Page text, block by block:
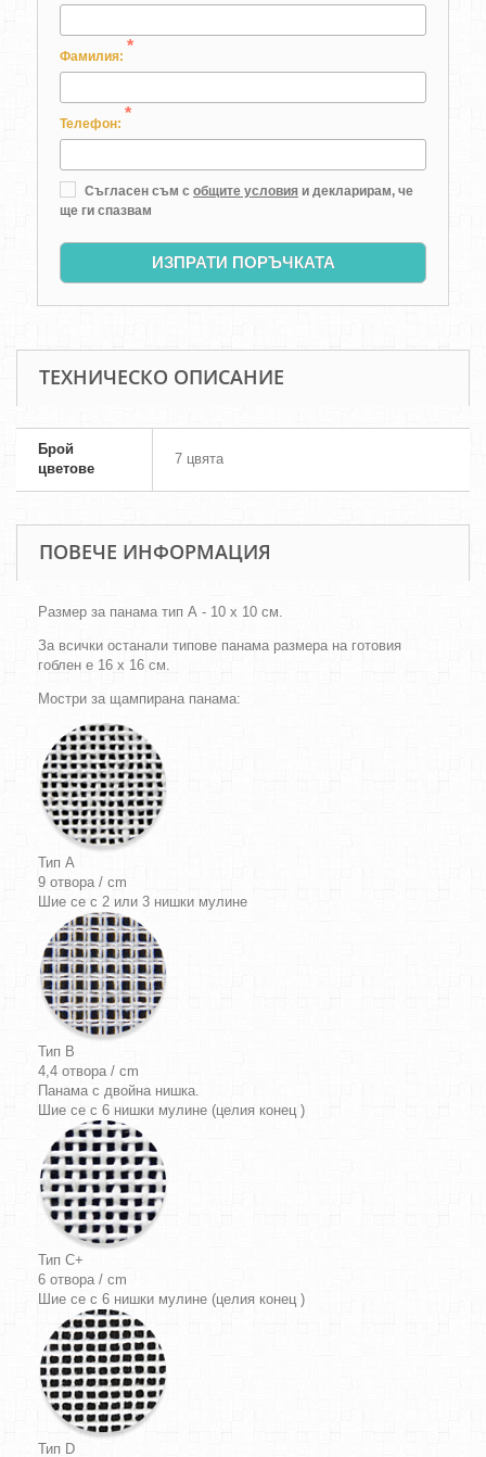
Фамилия:
*
Телефон:
*
Съгласен съм с общите условия и декларирам, че
ще ги спазвам
ИЗПРАТИ ПОРЪЧКАТА
ТЕХНИЧЕСКО ОПИСАНИЕ
Брой
цветове
7 цвята
ПОВЕЧЕ ИНФОРМАЦИЯ
Размер за панама тип А - 10 х 10 см.
За всички останали типове панама размера на готовия
гоблен е 16 х 16 см.
Мостри за щампирана панама:
Тип A
9 отвора / cm
Шие се с 2 или 3 нишки мулине
Тип B
4,4 отвора / cm
Панама с двойна нишка.
Шие се с 6 нишки мулине (целия конец )
Тип C+
6 отвора / cm
Шие се с 6 нишки мулине (целия конец )
Тип D